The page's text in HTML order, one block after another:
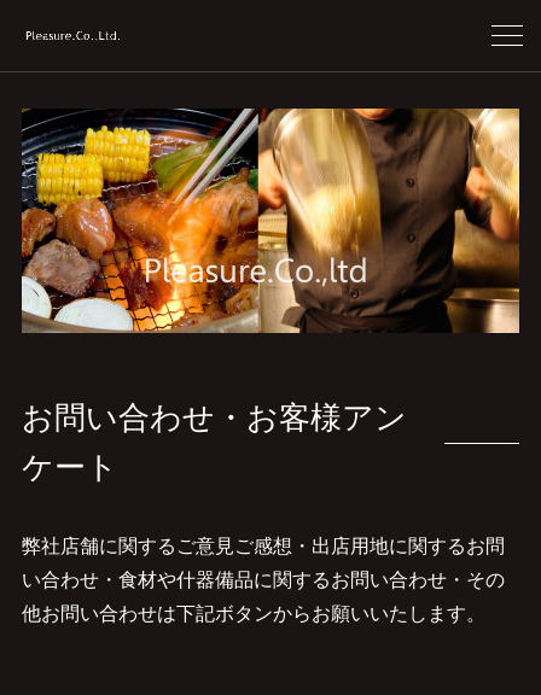
お問い合わせ・お客様アン
ケート
弊社店舗に関するご意見ご感想・出店用地に関するお問
い合わせ・食材や什器備品に関するお問い合わせ・その
他お問い合わせは下記ボタンからお願いいたします。